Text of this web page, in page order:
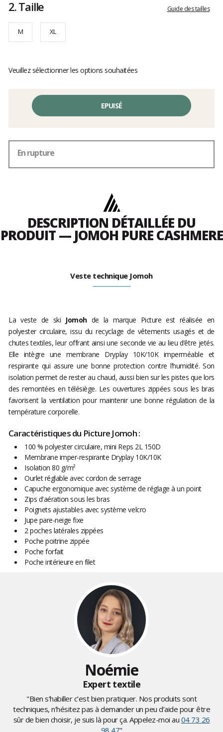
2.Taille Guide des tailles
M XL
Veuillez sélectionner les options souhaitées
EPUISÉ
En rupture
DESCRIPTION DÉTAILLÉE DU
PRODUIT — JOMOH PURE CASHMERE
Veste technique Jomoh
La veste de ski Jomohde la marque Picture est réalisée en
polyester circulaire, issu du recyclage de vêtements usagés et de
chutes textiles, leur offrant ainsi une seconde vie au lieu d’être jetés.
Elle intègre une membrane Dryplay 10K/10K imperméable et
respirante qui assure une bonne protection contre l’humidité. Son
isolation permet de rester au chaud, aussi bien sur les pistes que lors
des remontées en télésiège. Les ouvertures zippées sous les bras
favorisent la ventilation pour maintenir une bonne régulation de la
température corporelle.
Caractéristiques du Picture Jomoh :
100 % polyester circulaire, mini Reps 2L 150D
Membrane imper-respirante Dryplay 10K/10K
Isolation 80 g/m²
Ourlet réglable avec cordon de serrage
Capuche ergonomique avec système de réglage à un point
Zips d'aération sous les bras
Poignets ajustables avec système velcro
Jupe pare-neige fixe
2 poches latérales zippées
Poche poitrine zippée
Poche forfait
Poche intérieure en filet
Noémie
Expert textile
"Bien s’habiller c’est bien pratiquer. Nos produits sont
techniques, n’hésitez pas à demander un peu d’aide pour être
sûr de bien choisir, je suis là pour ça. Appelez-moi au 04 73 26